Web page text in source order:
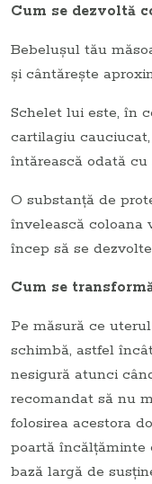
Cum se dezvoltă
Bebeluşul tău
şi cântăreşte
Schelet lui este, în
cartilagiu
întărească odată
O substanţă de
învelească coloana
încep să se
Cum se
Pe măsură ce
schimbă, astfel
nesigură atunci
recomandat să nu
folosirea acestora
poartă încălţăminte
bază largă de